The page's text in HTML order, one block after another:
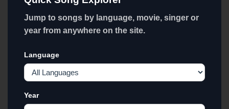
Jump to songs by language, movie, singer or
year from anywhere on the site.
Language
Year